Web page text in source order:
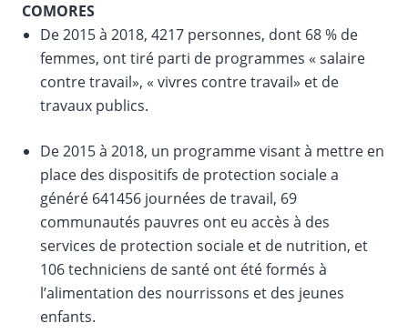
COMORES
De 2015 à 2018, 4217 personnes, dont 68 % de
femmes, ont tiré parti de programmes « salaire
contre travail», « vivres contre travail» et de
travaux publics.
De 2015 à 2018, un programme visant à mettre en
place des dispositifs de protection sociale a
généré 641456 journées de travail, 69
communautés pauvres ont eu accès à des
services de protection sociale et de nutrition, et
106 techniciens de santé ont été formés à
l’alimentation des nourrissons et des jeunes
enfants.